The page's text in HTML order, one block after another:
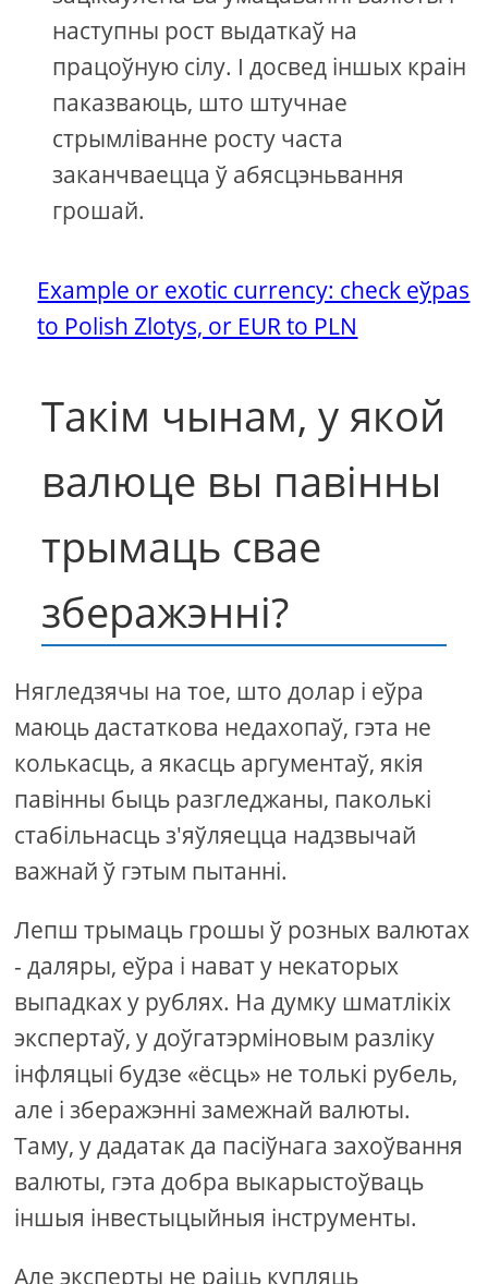
наступны рост выдаткаў на
працоўную сілу. І досвед іншых краін
паказваюць, што штучнае
стрымліванне росту часта
заканчваецца ў абясцэньвання
грошай.
Example or exotic currency: check еўраs
to Polish Zlotys, or EUR to PLN
Такім чынам, у якой
валюце вы павінны
трымаць свае
зберажэнні?
Нягледзячы на ​​тое, што долар і еўра
маюць дастаткова недахопаў, гэта не
колькасць, а якасць аргументаў, якія
павінны быць разгледжаны, паколькі
стабільнасць з'яўляецца надзвычай
важнай ў гэтым пытанні.
Лепш трымаць грошы ў розных валютах
- даляры, еўра і нават у некаторых
выпадках у рублях. На думку шматлікіх
экспертаў, у доўгатэрміновым разліку
інфляцыі будзе «ёсць» не толькі рубель,
але і зберажэнні замежнай валюты.
Таму, у дадатак да пасіўнага захоўвання
валюты, гэта добра выкарыстоўваць
іншыя інвестыцыйныя інструменты.
Але эксперты не раіць купляць